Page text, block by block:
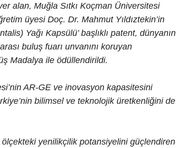
alan, Muğla Sıtkı Koçman Üniversitesi
üyesi Doç. Dr. Mahmut Yıldıztekin’in
Yağı Kapsülü’ başlıklı patent, dünyanın
buluş fuarı unvanını koruyan
Madalya ile ödüllendirildi.
AR-GE ve inovasyon kapasitesini
bilimsel ve teknolojik üretkenliğini de
yenilikçilik potansiyelini güçlendiren